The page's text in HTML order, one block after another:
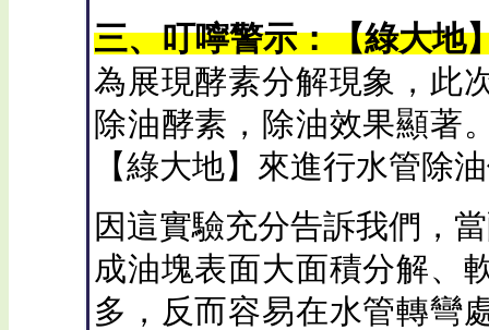
三、叮嚀警示：【綠大地
為展現酵素分解現象，此
除油酵素，除油效果顯著
【綠大地】來進行水管除
因這實驗充分告訴我們，
成油塊表面大面積分解、
多，反而容易在水管轉彎